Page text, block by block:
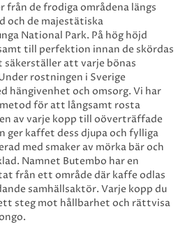
från de frodiga områdena längs
och de majestätiska
National Park. På hög höjd
till perfektion innan de skördas
att varje bönas
rostningen i Sverige
hängivenhet och omsorg. Vi har
för att långsamt rosta
av varje kopp till oöverträffade
ger kaffet dess djupa och fylliga
med smaker av mörka bär och
Namnet Butembo har en
från ett område där kaffe odlas
samhällsaktör. Varje kopp du
steg mot hållbarhet och rättvisa